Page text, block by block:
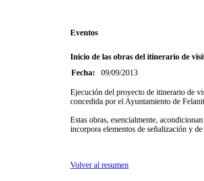
Eventos
Inicio de las obras del itinerario de
Fecha:
09/09/2013
Ejecución del proyecto de itinerario de
concedida por el Ayuntamiento de
Estas obras, esencialmente,
incorpora elementos de señalización y
Volver al resumen